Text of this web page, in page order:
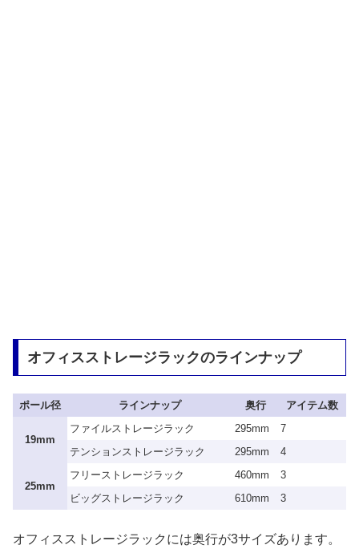
オフィスストレージラックのラインナップ
ポール径 ラインナップ 奥行 アイテム数
19mm
ファイルストレージラック 295mm
7
テンションストレージラック
295mm 4
25mm
フリーストレージラック 460mm
3
ビッグストレージラック
610mm 3
オフィスストレージラックには奥行が3サイズあります。